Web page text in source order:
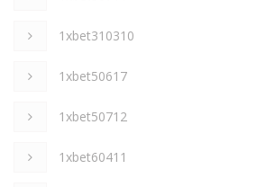
1xbet310310
1xbet50617
1xbet50712
1xbet60411